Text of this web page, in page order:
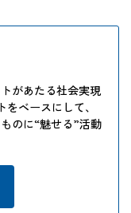
があたる社会実現
ベースにして、
のに“魅せる”活動